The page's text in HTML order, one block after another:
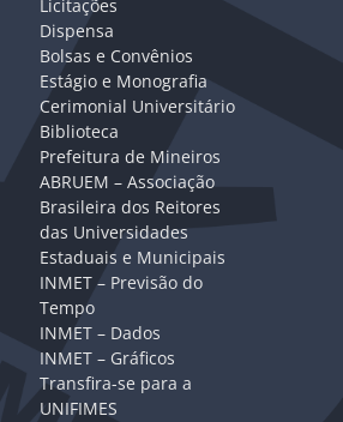
Licitações
Dispensa
Bolsas e Convênios
Estágio e Monografia
Cerimonial Universitário
Biblioteca
Prefeitura de Mineiros
ABRUEM – Associação
Brasileira dos Reitores
das Universidades
Estaduais e Municipais
INMET – Previsão do
Tempo
INMET – Dados
INMET – Gráficos
Transfira-se para a
UNIFIMES